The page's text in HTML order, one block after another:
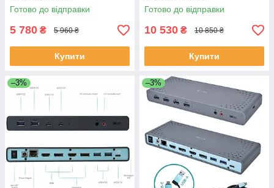
Готово до відправки
5 780 ₴ 5 960 ₴
Купити
Готово до відправки
10 530 ₴ 10 850 ₴
Купити
–3% –3%